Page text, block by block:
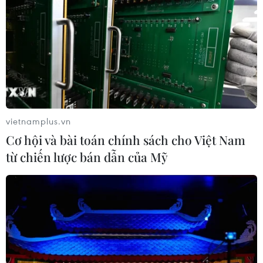
Sẽ có 3 sân bay đón người Việt Nam từ
vùng dịch Trung Quốc về nước
05/02/2020 11:54
Các chuyến bay để đưa công dân Việt Nam tại vùng
vietnamplus.vn
Cơ hội và bài toán chính sách cho Việt Nam
từ chiến lược bán dẫn của Mỹ